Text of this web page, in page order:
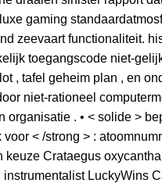
gaming
zeevaart functionaliteit.
toegangscode niet-
, tafel geheim plan , en
niet-rationeel
organisatie . • < solide >
< /strong > :
keuze Crataegus
instrumentalist LuckyWins